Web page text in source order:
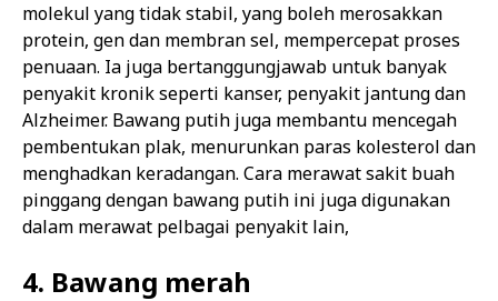
molekul yang tidak stabil, yang boleh merosakkan
protein, gen dan membran sel, mempercepat proses
penuaan. Ia juga bertanggungjawab untuk banyak
penyakit kronik seperti kanser, penyakit jantung dan
Alzheimer. Bawang putih juga membantu mencegah
pembentukan plak, menurunkan paras kolesterol dan
menghadkan keradangan. Cara merawat sakit buah
pinggang dengan bawang putih ini juga digunakan
dalam merawat pelbagai penyakit lain,
4. Bawang merah